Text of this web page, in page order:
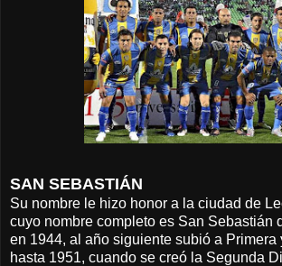
SAN SEBASTIÁN
Su nombre le hizo honor a la ciudad de
cuyo nombre completo es San Sebastián
en 1944, al año siguiente subió a Primera
hasta 1951, cuando se creó la Segunda